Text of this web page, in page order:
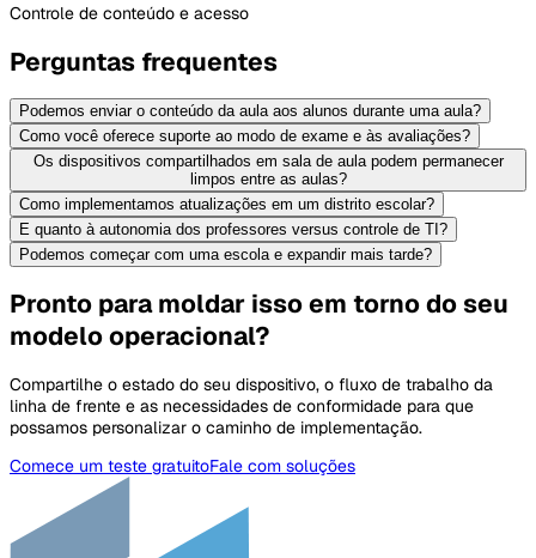
Controle de conteúdo e acesso
Perguntas frequentes
Podemos enviar o conteúdo da aula aos alunos durante uma aula?
Como você oferece suporte ao modo de exame e às avaliações?
Os dispositivos compartilhados em sala de aula podem permanecer
limpos entre as aulas?
Como implementamos atualizações em um distrito escolar?
E quanto à autonomia dos professores versus controle de TI?
Podemos começar com uma escola e expandir mais tarde?
Pronto para moldar isso em torno do seu
modelo operacional?
Compartilhe o estado do seu dispositivo, o fluxo de trabalho da
linha de frente e as necessidades de conformidade para que
possamos personalizar o caminho de implementação.
Comece um teste gratuitoFale com soluções